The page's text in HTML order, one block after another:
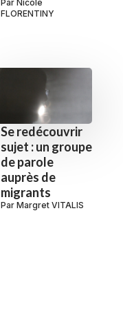
Par Nicole
FLORENTINY
Se redécouvrir
sujet : un groupe
de parole
auprès de
migrants
Par Margret VITALIS